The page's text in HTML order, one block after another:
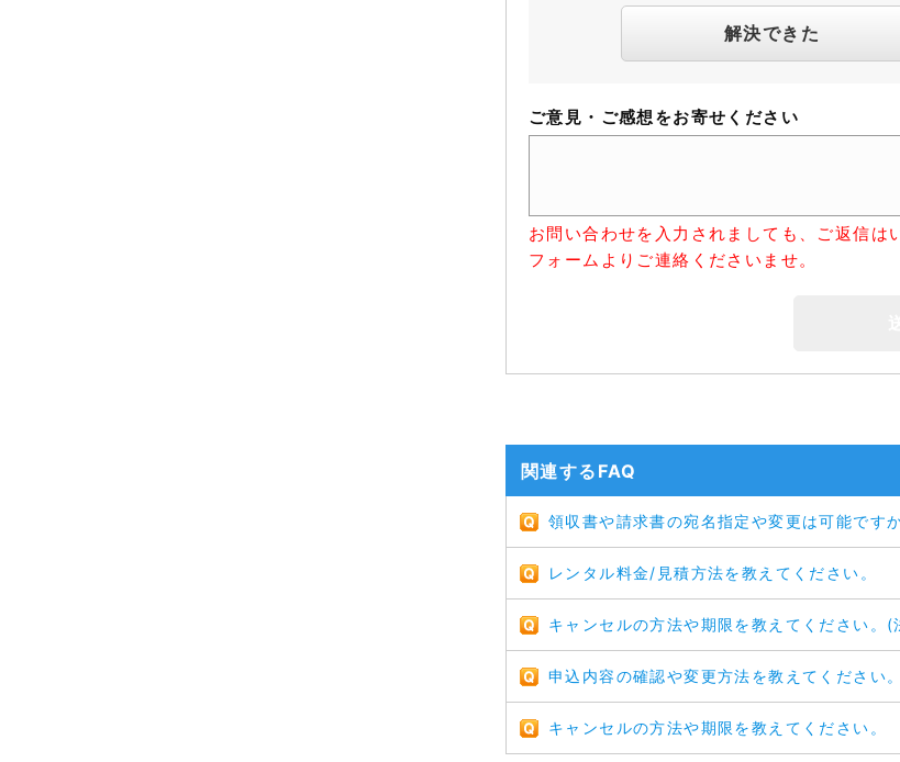
解決できた
ご意見・ご感想をお寄せください
お問い合わせを入力されましても、ご返信
フォームよりご連絡くださいませ。
関連するFAQ
領収書や請求書の宛名指定や変更は可能です
レンタル料金/見積方法を教えてください。
キャンセルの方法や期限を教えてください。(
申込内容の確認や変更方法を教えてください。
キャンセルの方法や期限を教えてください。